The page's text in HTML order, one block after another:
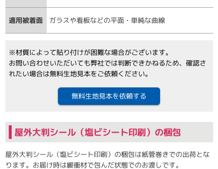
適用被着面 ガラスや看板などの平面・単純な曲線
※材質によって貼り付けが困難な場合がございます。
お問い合わせいただいても弊社では判断できかねるため、確認さ
れたい場合は無料生地見本をご依頼ください。
無料生地見本を依頼する
屋外大判シール（塩ビシート印刷）の梱包
屋外大判シール（塩ビシート印刷）の梱包は紙管巻きでの出荷とな
ります。お届け時は緩衝材で包んだ状態でのお渡しです。